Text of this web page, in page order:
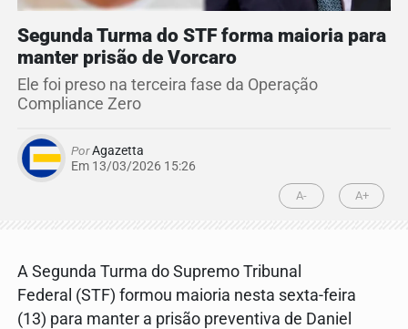
Segunda Turma do STF forma maioria para
manter prisão de Vorcaro
Ele foi preso na terceira fase da Operação
Compliance Zero
PorAgazetta
Em 13/03/2026 15:26
A- A+
A Segunda Turma do Supremo Tribunal
Federal (STF) formou maioria nesta sexta-feira
(13) para manter a prisão preventiva de Daniel